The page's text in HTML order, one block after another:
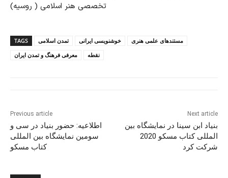
تخصصی هنر اسلامی ( روسیه)
TAGS تمدن اسلامی خوشنویسی ایرانی
مستندهای علمی هنری
معرفی فرهنگ و تمدن ایران
نقطه
Previous article
اطلاعیه: حضور بنیاد در سی و
سومین نمایشگاه بین المللی
کتاب مسکو
Next article
بنیاد ابن سینا در نمایشگاه بین
المللی کتاب مسکو 2020
شرکت کرد